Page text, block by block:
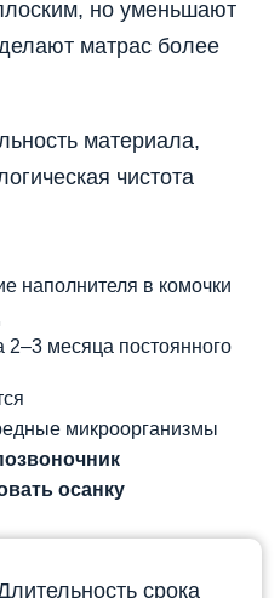
но уменьшают
матрас более
материала,
чистота
наполнителя в комочки
2–3 месяца постоянного
микроорганизмы
осанку
срока